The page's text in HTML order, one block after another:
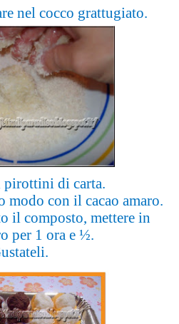
nel cocco grattugiato.
pirottini di carta.
modo con il cacao amaro.
il composto, mettere in
per 1 ora e ½.